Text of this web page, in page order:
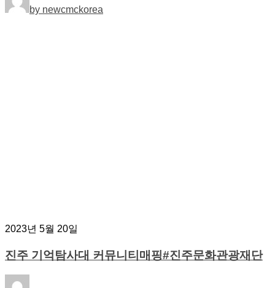
by newcmckorea
2023년 5월 20일
진주 기억탐사대 커뮤니티매핑#진주문화관광재단